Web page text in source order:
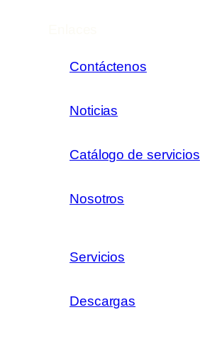
Contáctenos
Noticias
Catálogo de servicios
Nosotros
Servicios
Descargas